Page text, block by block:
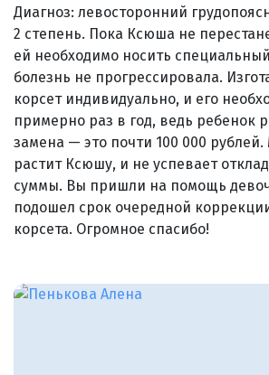
Диагноз: левосторонний
2 степень. Пока Ксюша не
ей необходимо носить
болезнь не прогрессировала.
корсет индивидуально, и его
примерно раз в год, ведь ребенок
замена — это почти 100 000
растит Ксюшу, и не успевает
суммы. Вы пришли на помощь
подошел срок очередной
корсета. Огромное спасибо!